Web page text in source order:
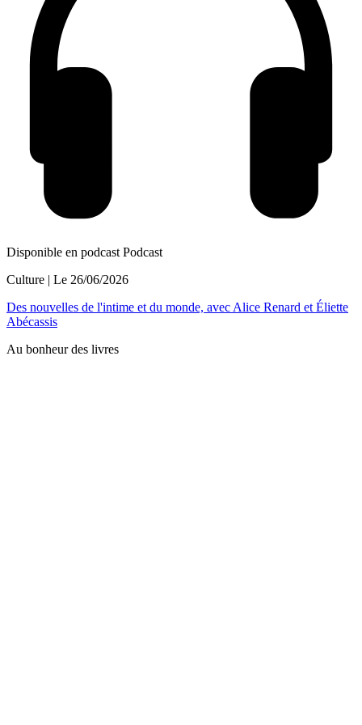
Disponible en podcast Podcast
Culture | Le 26/06/2026
Des nouvelles de l'intime et du monde, avec Alice Renard et Éliette
Abécassis
Au bonheur des livres